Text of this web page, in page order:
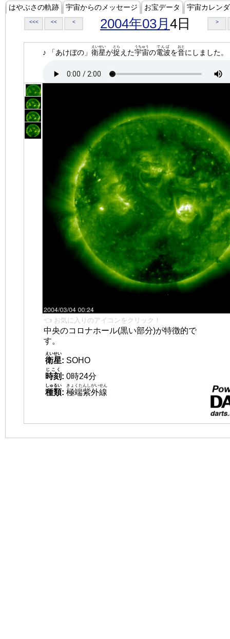
はやぶさの軌跡 宇宙からのメッセージ お宝データ 宇宙カレン
<<< << < 2004年03月 4日 >
♪ 「あけぼの」 衛星
えいせい
が捉
とら
えた宇宙
うちゅう
の電波
でんぱ
を音
おと
にしました。
👈 お気に入りのアイコンをクリック！
中央のコロナホール(黒い部分)が特徴的で
す。
衛星
えいせい
: SOHO
時刻
じこく
: 0時24分
種類
しゅるい
: 極端紫外線
きょくたんしがいせん